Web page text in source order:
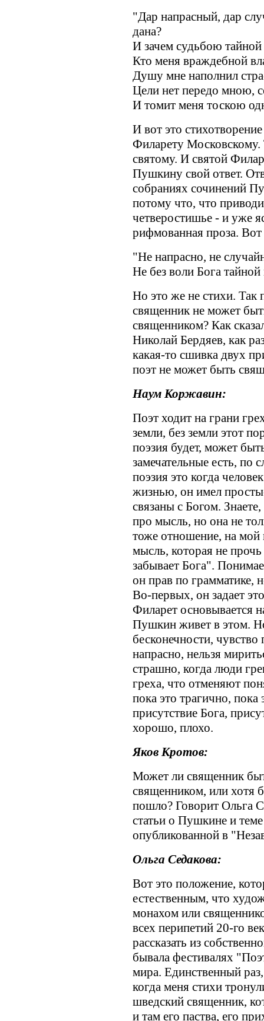
"Дар напрасный, дар
дана?
И зачем судьбою
Кто меня враждебной
Душу мне наполнил
Цели нет передо мною,
И томит меня тоскою
И вот это
Филарету Московскому.
святому. И святой
Пушкину свой ответ.
собраниях сочинений
потому что, что
четверостишье - и уже
рифмованная проза.
"Не напрасно, не
Не без воли Бога
Но это же не стихи. Так
священник не может
священником? Как
Николай Бердяев, как
какая-то сшивка двух
поэт не может быть
Наум Коржавин:
Поэт ходит на грани
земли, без земли этот
поэзия будет, может
замечательные есть, по
поэзия это когда
жизнью, он имел
связаны с Богом.
про мысль, но она не
тоже отношение, на мой
мысль, которая не
забывает Бога".
он прав по грамматике,
Во-первых, он задает
Филарет основывается
Пушкин живет в этом.
бесконечности, чувство
напрасно, нельзя
страшно, когда люди
греха, что отменяют
пока это трагично, пока
присутствие Бога,
хорошо, плохо.
Яков Кротов:
Может ли священник
священником, или хотя
пошло? Говорит Ольга
статьи о Пушкине и
опубликованной в
Ольга Седакова:
Вот это положение,
естественным, что
монахом или
всех перипетий 20-го
рассказать из
бывала фестивалях
мира. Единственный
когда меня стихи
шведский священник,
и там его паства, его